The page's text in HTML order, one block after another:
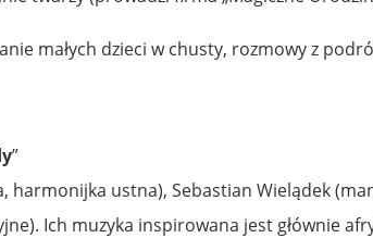
małych dzieci w chusty, rozmowy z
”
harmonijka ustna), Sebastian Wielądek
Ich muzyka inspirowana jest głównie